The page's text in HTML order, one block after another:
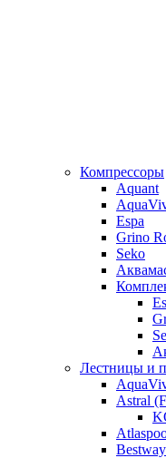
Компрессоры
Aquant
Espa
Grino
Seko
Лестницы и
Astral
Bestway